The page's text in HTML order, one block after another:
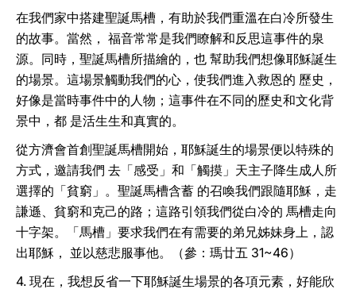
在我們家中搭建聖誕馬槽，有助於我們重溫在白冷所發生
的故事。當然， 福音常常是我們瞭解和反思這事件的泉
源。同時，聖誕馬槽所描繪的，也 幫助我們想像耶穌誕生
的場景。這場景觸動我們的心，使我們進入救恩的 歷史，
好像是當時事件中的人物；這事件在不同的歷史和文化背
景中，都 是活生生和真實的。
從方濟會首創聖誕馬槽開始，耶穌誕生的場景便以特殊的
方式，邀請我們 去「感受」和「觸摸」天主子降生成人所
選擇的「貧窮」。聖誕馬槽含蓄 的召喚我們跟隨耶穌，走
謙遜、貧窮和克己的路；這路引領我們從白冷的 馬槽走向
十字架。「馬槽」要求我們在有需要的弟兄姊妹身上，認
出耶穌， 並以慈悲服事他。（參：瑪廿五 31~46）
4. 現在，我想反省一下耶穌誕生場景的各項元素，好能欣